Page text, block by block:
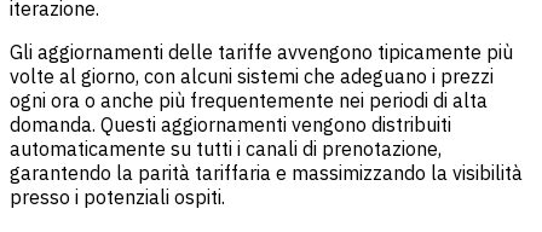
iterazione.
Gli aggiornamenti delle tariffe avvengono tipicamente più
volte al giorno, con alcuni sistemi che adeguano i prezzi
ogni ora o anche più frequentemente nei periodi di alta
domanda. Questi aggiornamenti vengono distribuiti
automaticamente su tutti i canali di prenotazione,
garantendo la parità tariffaria e massimizzando la visibilità
presso i potenziali ospiti.